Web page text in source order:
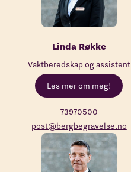
Linda Røkke
Vaktberedskap og assistent
Les mer om meg!
73970500
post@bergbegravelse.no